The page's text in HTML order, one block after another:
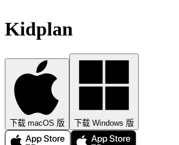
Kidplan
下载 macOS 版 下载 Windows 版